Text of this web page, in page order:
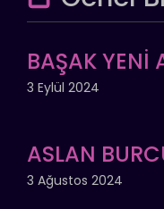
BAŞAK YENİ
3 Eylül 2024
ASLAN
3 Ağustos 2024